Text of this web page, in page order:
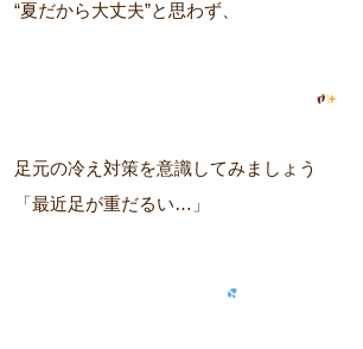
“夏だから大丈夫”と思わず、
足元の冷え対策を意識してみましょう
「最近足が重だるい…」